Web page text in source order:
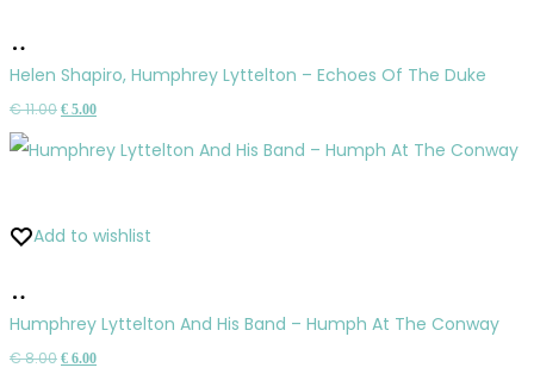
do
košíka
Helen Shapiro, Humphrey Lyttelton – Echoes Of The Duke
€11.00Pôvodná
bola:
€ 5.00Aktuálna
je:
Add to wishlist
do
košíka
Humphrey Lyttelton And His Band – Humph At The Conway
€8.00Pôvodná
€ 6.00Aktuálna